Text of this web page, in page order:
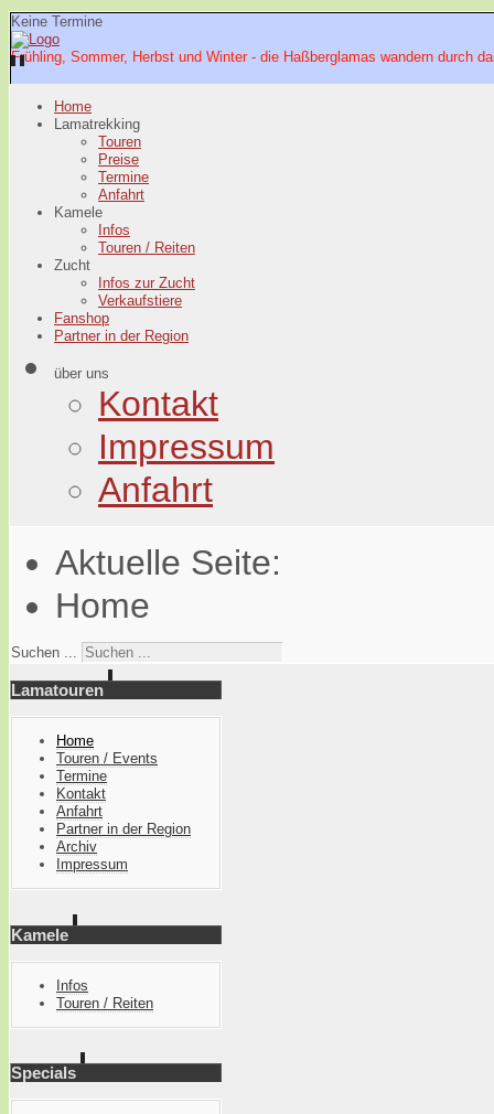
Keine Termine
Frühling, Sommer, Herbst und Winter - die Haßberglamas wandern durch
Home
Lamatrekking
Touren
Preise
Termine
Anfahrt
Kamele
Infos
Touren / Reiten
Zucht
Infos zur Zucht
Verkaufstiere
Fanshop
Partner in der Region
über uns
Kontakt
Impressum
Anfahrt
Aktuelle Seite:
Home
Suchen ...
Lamatouren
Home
Touren / Events
Termine
Kontakt
Anfahrt
Partner in der Region
Archiv
Impressum
Kamele
Infos
Touren / Reiten
Specials